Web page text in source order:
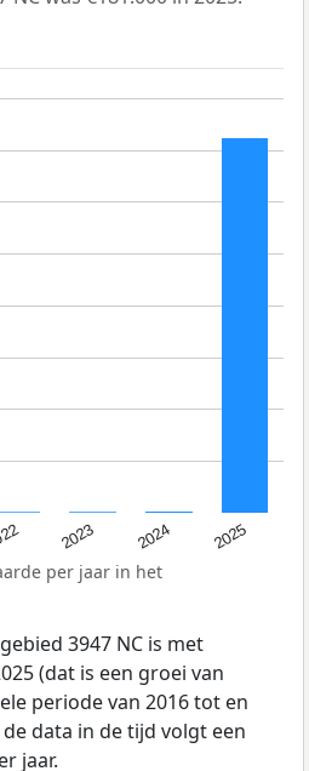
2023 2024 2025
per jaar in het
3947 NC is met
(dat is een groei van
periode van 2016 tot en
data in de tijd volgt een
jaar.